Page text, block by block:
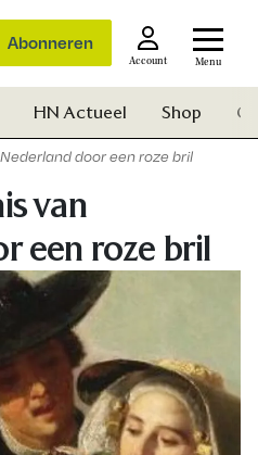
Abonneren
Account Menu
HN Actueel Shop
door een roze bril
van
een roze bril